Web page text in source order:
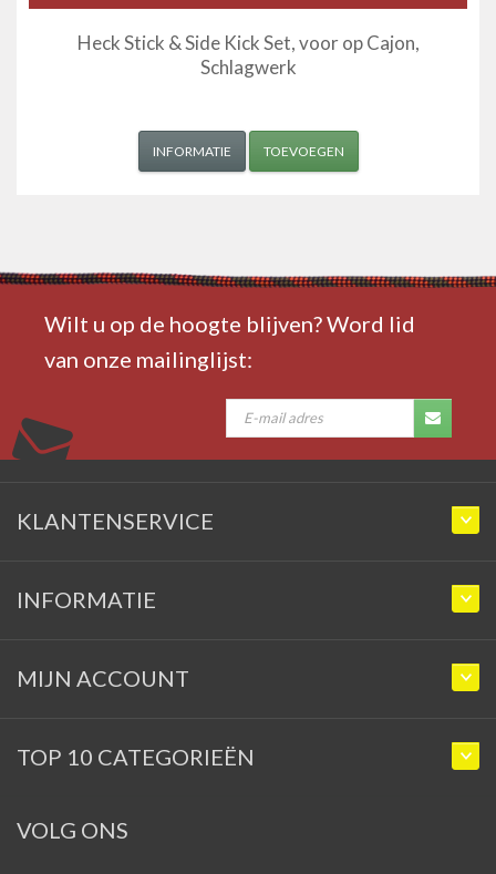
Heck Stick & Side Kick Set, voor op Cajon,
Schlagwerk
INFORMATIE TOEVOEGEN
Wilt u op de hoogte blijven? Word lid
van onze mailinglijst:
KLANTENSERVICE
INFORMATIE
MIJN ACCOUNT
TOP 10 CATEGORIEËN
VOLG ONS